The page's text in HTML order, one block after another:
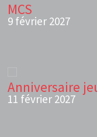
MCS
9 février 2027
Anniversaire
11 février 2027